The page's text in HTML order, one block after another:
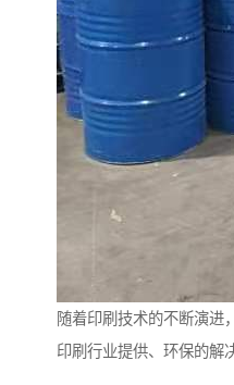
随着印刷技术的不断演进
印刷行业提供、环保的解